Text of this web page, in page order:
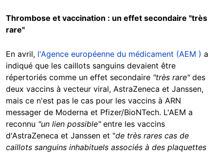
Thrombose et vaccination : un effet secondaire "très
rare"
En avril, l'Agence européenne du médicament (AEM ) a
indiqué que les caillots sanguins devaient être
répertoriés comme un effet secondaire "très rare" des
deux vaccins à vecteur viral, AstraZeneca et Janssen,
mais ce n'est pas le cas pour les vaccins à ARN
messager de Moderna et Pfizer/BioNTech. L'AEM a
reconnu "un lien possible"entre les vaccins
d'AstraZeneca et Janssen et "de très rares cas de
caillots sanguins inhabituels associés à des plaquettes